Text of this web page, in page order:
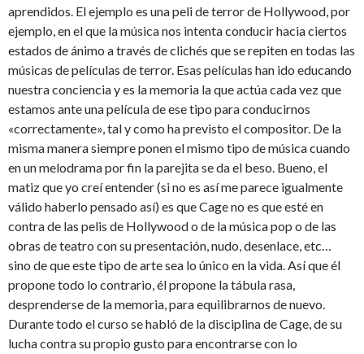
aprendidos. El ejemplo es una peli de terror de Hollywood, por
ejemplo, en el que la música nos intenta conducir hacia ciertos
estados de ánimo a través de clichés que se repiten en todas las
músicas de películas de terror. Esas películas han ido educando
nuestra conciencia y es la memoria la que actúa cada vez que
estamos ante una película de ese tipo para conducirnos
«correctamente», tal y como ha previsto el compositor. De la
misma manera siempre ponen el mismo tipo de música cuando
en un melodrama por fin la parejita se da el beso. Bueno, el
matiz que yo creí entender (si no es así me parece igualmente
válido haberlo pensado así) es que Cage no es que esté en
contra de las pelis de Hollywood o de la música pop o de las
obras de teatro con su presentación, nudo, desenlace, etc…
sino de que este tipo de arte sea lo único en la vida. Así que él
propone todo lo contrario, él propone la tábula rasa,
desprenderse de la memoria, para equilibrarnos de nuevo.
Durante todo el curso se habló de la disciplina de Cage, de su
lucha contra su propio gusto para encontrarse con lo